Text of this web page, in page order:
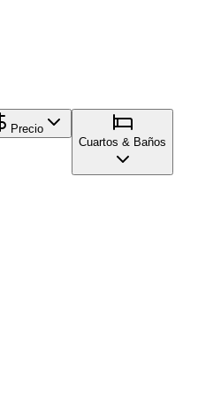
Precio
Cuartos & Baños